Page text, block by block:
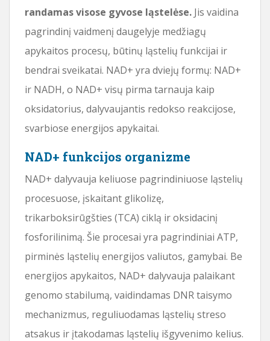
randamas visose gyvose ląstelėse. Jis vaidina
pagrindinį vaidmenį daugelyje medžiagų
apykaitos procesų, būtinų ląstelių funkcijai ir
bendrai sveikatai. NAD+ yra dviejų formų: NAD+
ir NADH, o NAD+ visų pirma tarnauja kaip
oksidatorius, dalyvaujantis redokso reakcijose,
svarbiose energijos apykaitai.
NAD+ funkcijos organizme
NAD+ dalyvauja keliuose pagrindiniuose ląstelių
procesuose, įskaitant glikolizę,
trikarboksirūgšties (TCA) ciklą ir oksidacinį
fosforilinimą. Šie procesai yra pagrindiniai ATP,
pirminės ląstelių energijos valiutos, gamybai. Be
energijos apykaitos, NAD+ dalyvauja palaikant
genomo stabilumą, vaidindamas DNR taisymo
mechanizmus, reguliuodamas ląstelių streso
atsakus ir įtakodamas ląstelių išgyvenimo kelius.